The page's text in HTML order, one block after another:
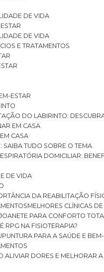
DE VIDA
DE VIDA
E TRATAMENTOS
ESTAR
DO LABIRINTO:
EM CASA
CASA
SAIBA TUDO SOBRE O TEMA
DOMICILIAR:
DE VIDA
DA REABILITAÇÃO
MELHORES CLÍNICAS
JOANETE PARA CONFORTO
É RPG NA FISIOTERAPIA?
PARA A SAÚDE E
ALIVIAR DORES E MELHORAR